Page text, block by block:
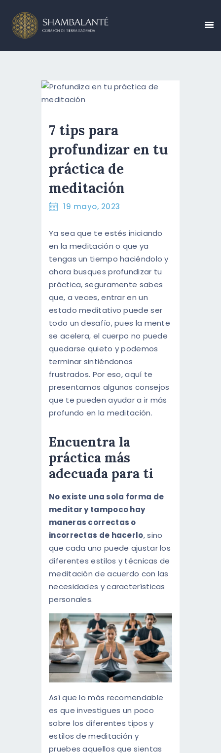
CALENDARIO DE
EVENTOS
BLOG
CONTÁCTANOS
RESERVA AHORA
ESPAÑOL
7 tips para
profundizar en tu
práctica de
meditación
19 mayo, 2023
Ya sea que te estés iniciando
en la meditación o que ya
tengas un tiempo haciéndolo y
ahora busques profundizar tu
práctica, seguramente sabes
que, a veces, entrar en un
estado meditativo puede ser
todo un desafío, pues la mente
se acelera, el cuerpo no puede
quedarse quieto y podemos
terminar sintiéndonos
frustrados. Por eso, aquí te
presentamos algunos consejos
que te pueden ayudar a ir más
profundo en la meditación.
Encuentra la
práctica más
adecuada para ti
No existe una sola forma de
meditar y tampoco hay
maneras correctas o
incorrectas de hacerlo, sino
que cada uno puede ajustar los
diferentes estilos y técnicas de
meditación de acuerdo con las
necesidades y características
personales.
Así que lo más recomendable
es que investigues un poco
sobre los diferentes tipos y
estilos de meditación y
pruebes aquellos que sientas